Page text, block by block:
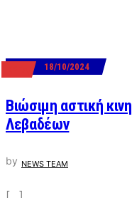
18/10/2024
Βιώσιμη αστική
Λεβαδέων
by NEWS TEAM